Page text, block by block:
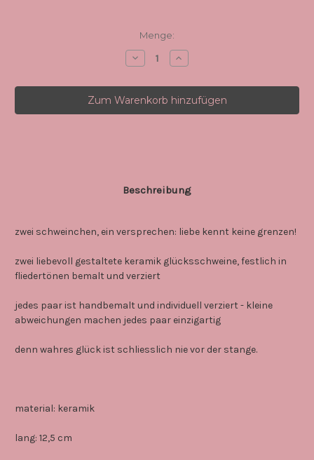
Menge:
Menge
von
brautpaar
mrs
&
mrs
Menge
von
brautpaar
mrs
&
mrs
Beschreibung
zwei schweinchen, ein versprechen: liebe kennt keine grenzen!
zwei liebevoll gestaltete keramik glücksschweine, festlich in
fliedertönen bemalt und verziert
jedes paar ist handbemalt und individuell verziert - kleine
abweichungen machen jedes paar einzigartig
denn wahres glück ist schliesslich nie vor der stange.
material: keramik
lang: 12,5 cm